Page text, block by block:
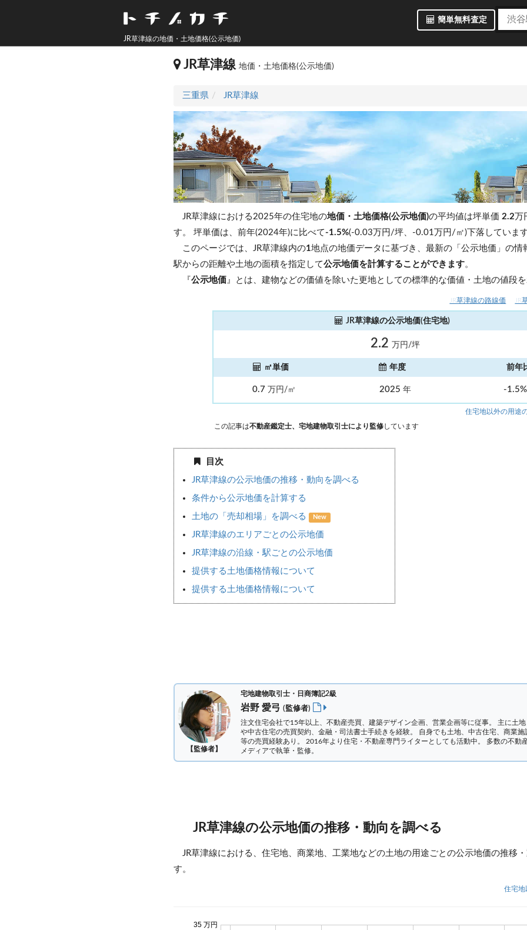
簡単無料査定
JR草津線の地価・土地価格(公示地価)
JR草津線地価・土地価格(公示地価)
三重県 JR草津線
JR草津線における2025年の住宅地の地価・土地価格(公示地価)の平均値は坪単価2.2 万
す。坪単価は、前年(2024年)に比べて-1.5%(-0.03万円/坪、-0.01万円/㎡)下落していま
このページでは、JR草津線内の1地点の地価データに基づき、最新の「公示地価」の情
駅からの距離や土地の面積を指定して公示地価を計算することができます。
『公示地価 』とは、建物などの価値を除いた更地としての標準的な価値・土地の値段
JR草津線の路線価 JR
JR草津線の公示地価(住宅地)
2.2 万円/坪
㎡単価 年度 前年
0.7 万円/㎡ 2025 年 -
住宅地以外の用途
この記事は不動産鑑定士、宅地建物取引士により監修しています
目次
JR草津線の公示地価の推移・動向を調べる
条件から公示地価を計算する
土地の「売却相場」を調べる New
JR草津線のエリアごとの公示地価
JR草津線の沿線・駅ごとの公示地価
提供する土地価格情報について
提供する土地価格情報について
【監修者】
宅地建物取引士・日商簿記2級
岩野 愛弓(監修者)
注文住宅会社で15年以上、不動産売買、建築デザイン企画、営業企画等に従事。 主に土地
や中古住宅の売買契約、金融・司法書士手続きを経験。 自身でも土地、中古住宅、商業施
等の売買経験あり。 2016年より住宅・不動産専門ライターとしても活動中。 多数の不動
メディアで執筆・監修。
JR草津線の公示地価の推移・動向を調べる
JR草津線における、住宅地、商業地、工業地などの土地の用途ごとの公示地価の推移
す。
住宅地
35 万円